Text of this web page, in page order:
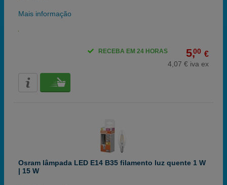
Mais informação
5,00 €
4,07 € iva ex
RECEBA EM 24 HORAS
Osram lâmpada LED E14 B35 filamento luz quente 1 W
| 15 W